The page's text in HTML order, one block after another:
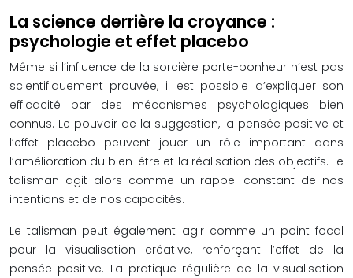
La science derrière la croyance :
psychologie et effet placebo
Même si l’influence de la sorcière porte-bonheur n’est pas
scientifiquement prouvée, il est possible d’expliquer son
efficacité par des mécanismes psychologiques bien
connus. Le pouvoir de la suggestion, la pensée positive et
l’effet placebo peuvent jouer un rôle important dans
l’amélioration du bien-être et la réalisation des objectifs. Le
talisman agit alors comme un rappel constant de nos
intentions et de nos capacités.
Le talisman peut également agir comme un point focal
pour la visualisation créative, renforçant l’effet de la
pensée positive. La pratique régulière de la visualisation